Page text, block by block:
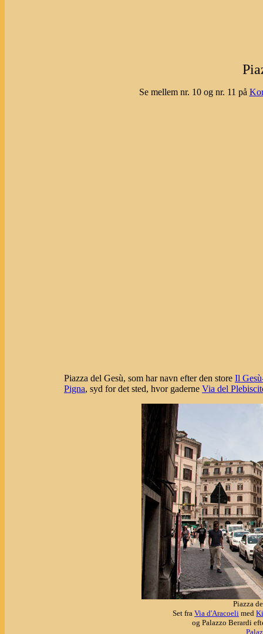
Se mellem nr. 10 og nr. 11 på
Piazza del Gesù, som har navn efter den store Il
Pigna, syd for det sted, hvor gaderne Via del
Piazza
Set fra Via d'Aracoeli med
og Palazzo Berardi